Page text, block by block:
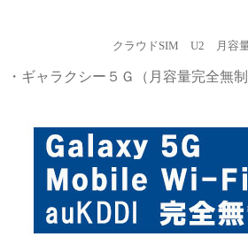
クラウドSIM U2 月容
・ギャラクシー５Ｇ（月容量完全無制